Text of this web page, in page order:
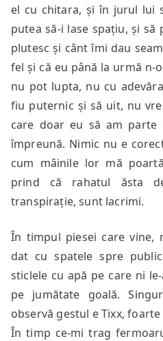
el cu chitara, și în jurul lui
putea să-i lase spațiu, și
plutesc și cânt îmi dau
fel și că eu până la urmă n-
nu pot lupta, nu cu
fiu puternic și să uit, nu
care doar eu să am parte
împreună. Nimic nu e
cum mâinile lor mă
prind că rahatul ăsta
transpirație, sunt lacrimi.
În timpul piesei care vine,
dat cu spatele spre
sticlele cu apă pe care ni
pe jumătate goală.
observă gestul e Tixx,
În timp ce-mi trag